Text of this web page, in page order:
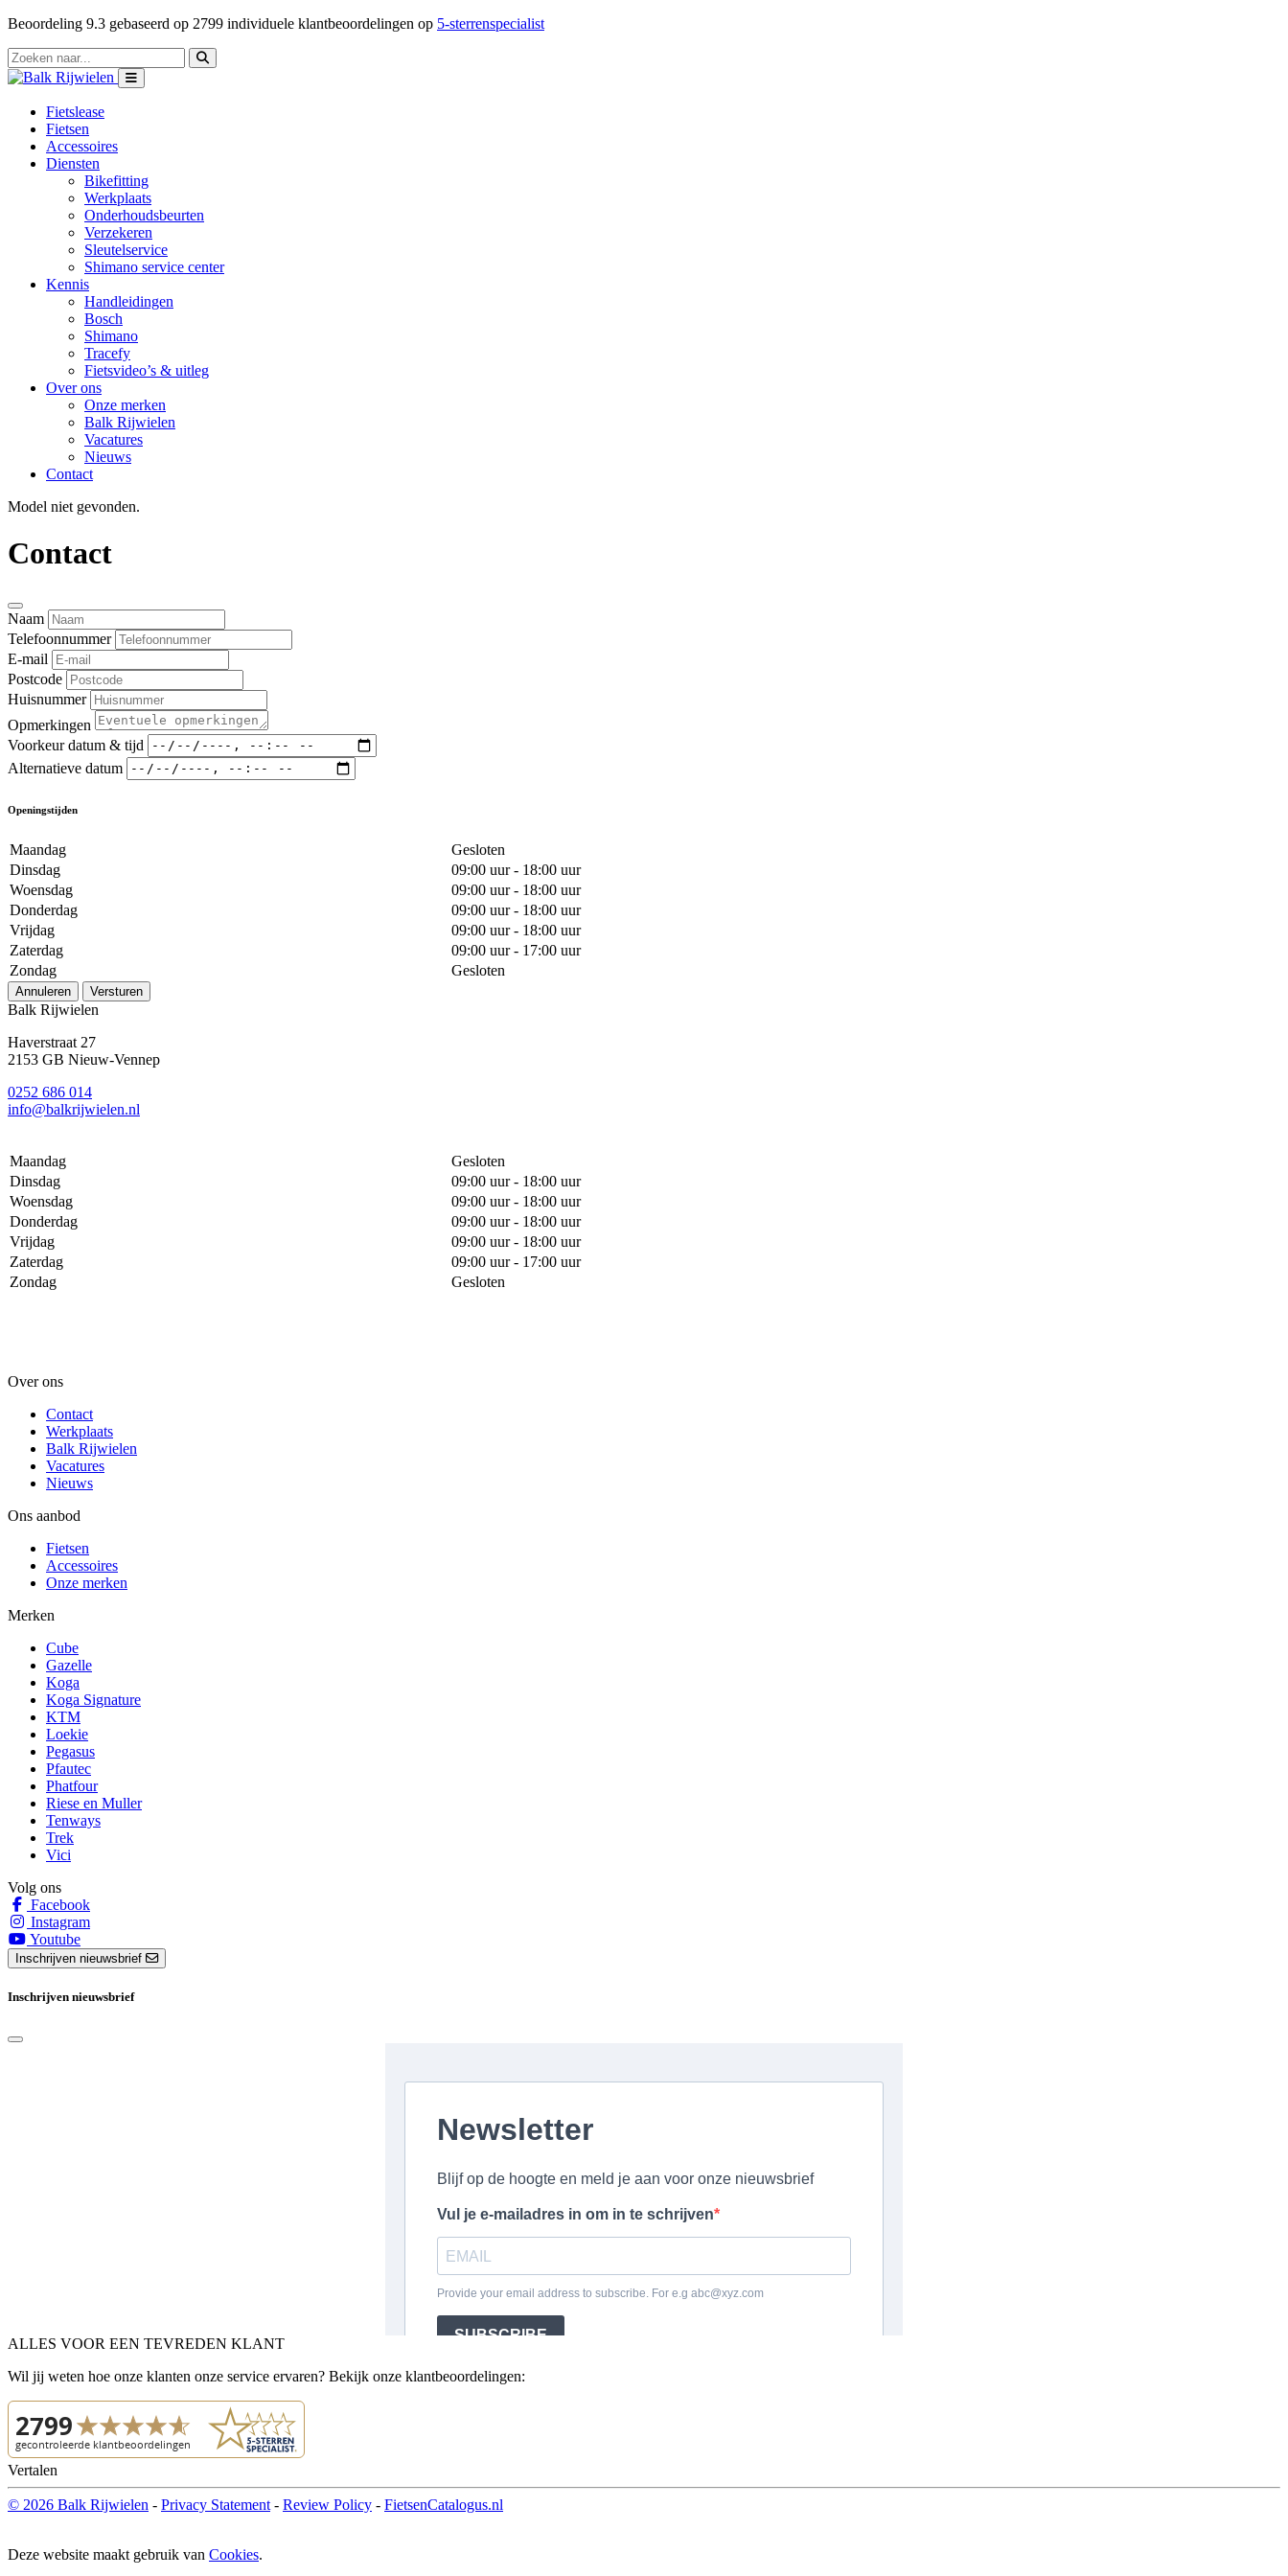
Beoordeling 9.3 gebaseerd op 2799 individuele klantbeoordelingen op 5-sterrenspecialist
Fietslease
Fietsen
Accessoires
Diensten
Bikefitting
Werkplaats
Onderhoudsbeurten
Verzekeren
Sleutelservice
Shimano service center
Kennis
Handleidingen
Bosch
Shimano
Tracefy
Fietsvideo’s & uitleg
Over ons
Onze merken
Balk Rijwielen
Vacatures
Nieuws
Contact
Model niet gevonden.
Contact
Naam
Telefoonnummer
E-mail
Postcode
Huisnummer
Opmerkingen
Voorkeur datum & tijd
Alternatieve datum
Openingstijden
Maandag
Gesloten
Dinsdag
09:00 uur - 18:00 uur
Woensdag
09:00 uur - 18:00 uur
Donderdag
09:00 uur - 18:00 uur
Vrijdag
09:00 uur - 18:00 uur
Zaterdag
09:00 uur - 17:00 uur
Zondag
Gesloten
Annuleren Versturen
Balk Rijwielen
Haverstraat 27
2153 GB Nieuw-Vennep
0252 686 014
info@balkrijwielen.nl
Maandag
Gesloten
Dinsdag
09:00 uur - 18:00 uur
Woensdag
09:00 uur - 18:00 uur
Donderdag
09:00 uur - 18:00 uur
Vrijdag
09:00 uur - 18:00 uur
Zaterdag
09:00 uur - 17:00 uur
Zondag
Gesloten
Over ons
Contact
Werkplaats
Balk Rijwielen
Vacatures
Nieuws
Ons aanbod
Fietsen
Accessoires
Onze merken
Merken
Cube
Gazelle
Koga
Koga Signature
KTM
Loekie
Pegasus
Pfautec
Phatfour
Riese en Muller
Tenways
Trek
Vici
Volg ons
Facebook
Instagram
Youtube
Inschrijven nieuwsbrief
Inschrijven nieuwsbrief
ALLES VOOR EEN TEVREDEN KLANT
Wil jij weten hoe onze klanten onze service ervaren? Bekijk onze klantbeoordelingen:
Vertalen
© 2026 Balk Rijwielen - Privacy Statement - Review Policy - FietsenCatalogus.nl
Deze website maakt gebruik van Cookies.